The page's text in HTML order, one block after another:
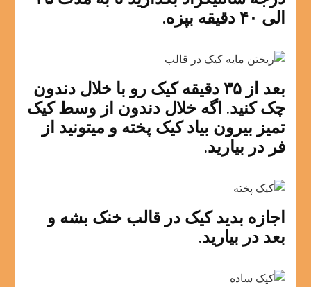
الی ۴۰ دقیقه بپزه.
بعد از ۳۵ دقیقه کیک رو با خلال دندون
چک کنید. اگه خلال دندون از وسط کیک
تمیز بیرون بیاد کیک پخته و میتونید از
فر در بیارید.
اجازه بدید کیک در قالب خنک بشه و
بعد در بیارید.